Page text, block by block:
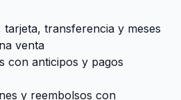
tarjeta, transferencia y meses
venta
con anticipos y pagos
y reembolsos con